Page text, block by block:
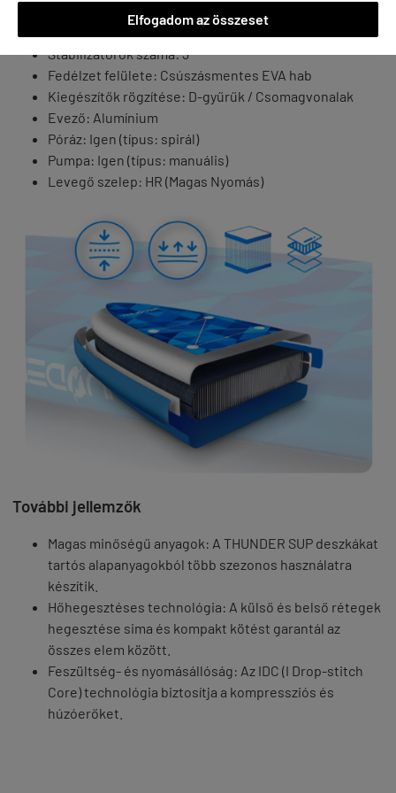
Elfogadom az összeset
Működési nyomás: 15 PSI
Rétegek száma: 4 réteg
Stabilizátorok száma: 3
Fedélzet felülete: Csúszásmentes EVA hab
Kiegészítők rögzítése: D-gyűrűk / Csomagvonalak
Evező: Alumínium
Póráz: Igen (típus: spirál)
Pumpa: Igen (típus: manuális)
Levegő szelep: HR (Magas Nyomás)
További jellemzők
Magas minőségű anyagok: A THUNDER SUP deszkákat
tartós alapanyagokból több szezonos használatra
készítik.
Hőhegesztéses technológia: A külső és belső rétegek
hegesztése sima és kompakt kötést garantál az
összes elem között.
Feszültség- és nyomásállóság: Az IDC (I Drop-stitch
Core) technológia biztosítja a kompressziós és
húzóerőket.